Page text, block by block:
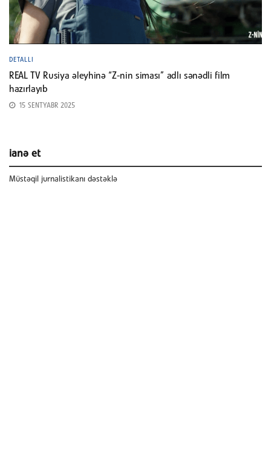
DETALLI
REAL TV Rusiya əleyhinə “Z-nin siması” adlı sənədli film
hazırlayıb
15 SENTYABR 2025
ianə et
Müstəqil jurnalistikanı dəstəklə